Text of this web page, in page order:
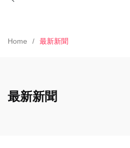
Home 最新新聞
最新新聞